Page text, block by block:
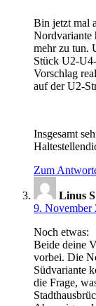
Bin jetzt mal
Nordvariante
mehr zu tun.
Stück U2-
Vorschlag
auf der U2-
Insgesamt
Zum
Linus S
9. November
Noch etwas:
Beide deine
vorbei. Die
Südvariante
die Frage,